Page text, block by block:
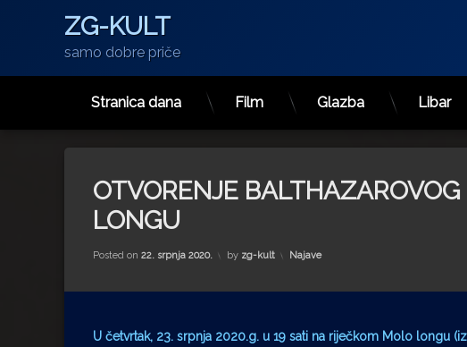
Preskoči
ZG-KULT
samo dobre priče
Stranica dana Film Glazba Libar
OTVORENJE
LONGU
Posted on 22. srpnja 2020. by zg-kult Kategorije:
Najave
U četvrtak, 23. srpnja 2020.g. u 19 sati na riječkom Molo longu